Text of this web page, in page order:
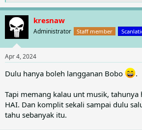
e
a
c
t
i
s
kresnaw
Administrator Staff member
Apr 4, 2024
Dulu hanya boleh langganan Bobo .
Tapi memang kalau unt musik, tahunya
HAI. Dan komplit sekali sampai dulu
tahu sebanyak itu.